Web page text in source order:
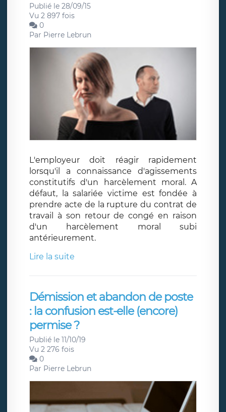
Publié le 28/09/15
Vu 2 897 fois
0
Par Pierre Lebrun
L'employeur doit réagir rapidement
lorsqu'il a connaissance d'agissements
constitutifs d'un harcèlement moral. A
défaut, la salariée victime est fondée à
prendre acte de la rupture du contrat de
travail à son retour de congé en raison
d'un harcèlement moral subi
antérieurement.
Lire la suite
Démission et abandon de poste
: la confusion est-elle (encore)
permise ?
Publié le 11/10/19
Vu 2 276 fois
0
Par Pierre Lebrun